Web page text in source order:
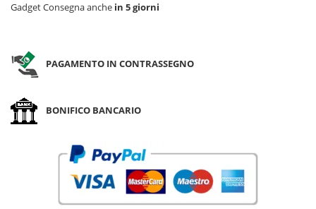
Gadget Consegna anche in 5 giorni
PAGAMENTO IN CONTRASSEGNO
BONIFICO BANCARIO